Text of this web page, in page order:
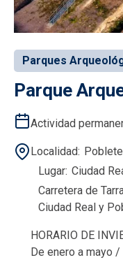
Parques
Parque
Actividad
Localidad
Poblete
Lugar Ciudad
Carretera de
Ciudad Real y
HORARIO DE
De enero a mayo